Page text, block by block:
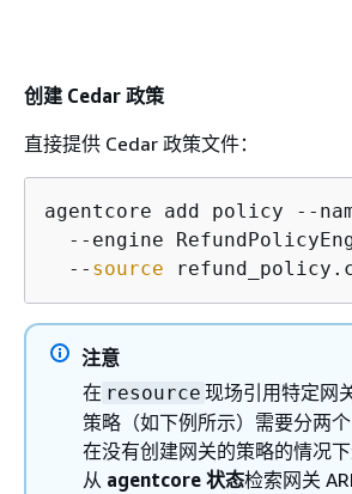
创建 Cedar 政策
直接提供 Cedar 政策文件：
agentcore add policy --
--engine
  --
source
注意
在 resource 现场引用特定网
策略（如下例所示）需要分两
在没有创建网关的策略的情况
从 agentcore 状态检索网关